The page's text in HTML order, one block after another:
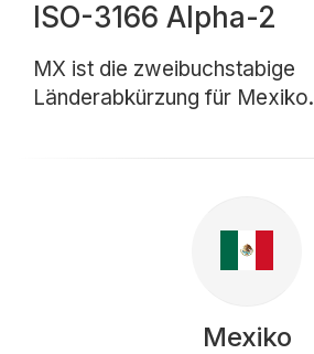
ISO-3166 Alpha-2
MX ist die zweibuchstabige
Länderabkürzung für Mexiko.
Mexiko